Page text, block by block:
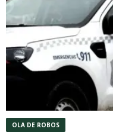
OLA DE ROBOS